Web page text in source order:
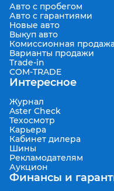
Авто с пробегом
Авто с гарантиями
Новые авто
Выкуп авто
Комиссионная
Варианты продажи
Trade-in
COM-TRADE
Интересное
Журнал
Aster Check
Техосмотр
Карьера
Кабинет дилера
Шины
Рекламодателям
Аукцион
Финансы и